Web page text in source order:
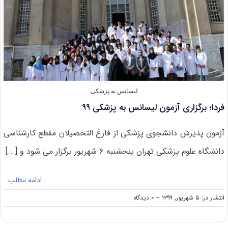
لیسانس به پزشکی
فردا؛ برگزاری آزمون لیسانس به پزشکی ۹۹
آزمون پذیرش دانشجوی پزشکی از فارغ التحصیلان مقطع کارشناسی
دانشگاه علوم پزشکی تهران پنجشنبه ۶ شهریور برگزار می شود و [...]
ادامه مطلب…
انتشار در: ۵ شهریور, ۱۳۹۹ -- ۰ دیدگاه
on
فردا؛